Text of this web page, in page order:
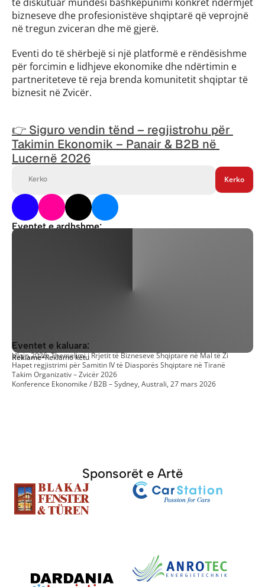
bizneseve dhe profesionistëve shqiptarë që veprojnë
në tregun zviceran dhe më gjerë.
Eventi do të shërbejë si një platformë e rëndësishme
për forcimin e lidhjeve ekonomike dhe ndërtimin e
partneriteteve të reja brenda komunitetit shqiptar të
biznesit në Zvicër.
👉 Siguro vendin tënd – regjistrohu për
Takimin Ekonomik – Panair & B2B në
Lucernë 2026
Kerko Kerko
Eventet e ardhshme:
Konferenca IV “Ekonomia shpëton Luginën” vjen në Bujanoc
Reklamë•Reklamo këtu
Eventet e kaluara:
Ulqin 2026: Themelimi i Rrjetit të Bizneseve Shqiptare në Mal të Zi
Hapet regjistrimi për Samitin IV të Diasporës Shqiptare në Tiranë
Takim Organizativ – Zvicër 2026
Konference Ekonomike / B2B – Sydney, Australi, 27 mars 2026
Sponsorët e Artë